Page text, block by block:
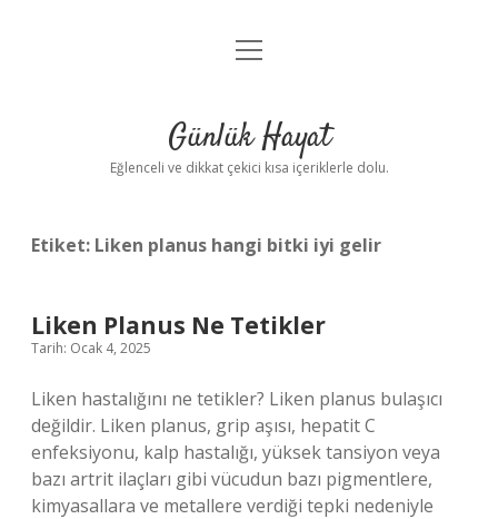
Anasayfa
Yasal Uyarı
menüyü
Günlük Hayat
Eğlenceli ve dikkat çekici kısa içeriklerle dolu.
Etiket: Liken planus hangi bitki iyi gelir
Liken Planus Ne Tetikler
Tarih: Ocak 4, 2025
Liken hastalığını ne tetikler? Liken planus bulaşıcı
değildir. Liken planus, grip aşısı, hepatit C
enfeksiyonu, kalp hastalığı, yüksek tansiyon veya
bazı artrit ilaçları gibi vücudun bazı pigmentlere,
kimyasallara ve metallere verdiği tepki nedeniyle